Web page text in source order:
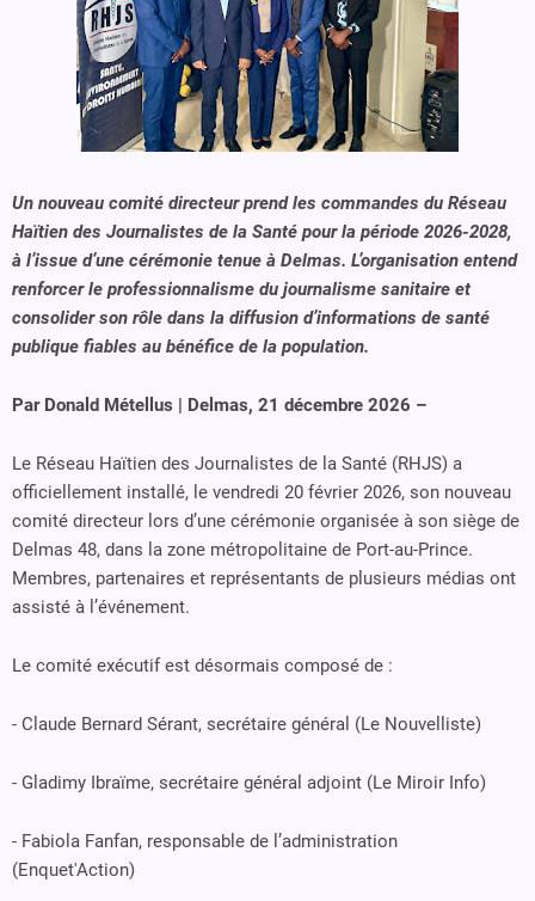
Un nouveau comité directeur prend les commandes du Réseau
Haïtien des Journalistes de la Santé pour la période 2026-2028,
à l’issue d’une cérémonie tenue à Delmas. L’organisation entend
renforcer le professionnalisme du journalisme sanitaire et
consolider son rôle dans la diffusion d’informations de santé
publique fiables au bénéfice de la population.
Par Donald Métellus | Delmas, 21 décembre 2026 –
Le Réseau Haïtien des Journalistes de la Santé (RHJS) a
officiellement installé, le vendredi 20 février 2026, son nouveau
comité directeur lors d’une cérémonie organisée à son siège de
Delmas 48, dans la zone métropolitaine de Port-au-Prince.
Membres, partenaires et représentants de plusieurs médias ont
assisté à l’événement.
Le comité exécutif est désormais composé de :
- Claude Bernard Sérant, secrétaire général (Le Nouvelliste)
- Gladimy Ibraïme, secrétaire général adjoint (Le Miroir Info)
- Fabiola Fanfan, responsable de l’administration
(Enquet'Action)